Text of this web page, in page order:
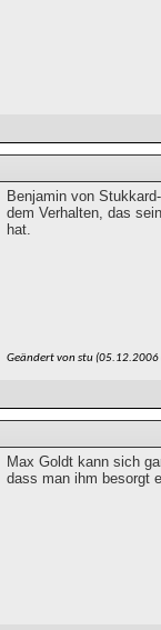
Benjamin von
dem Verhalten, das
hat.
Geändert von stu (05.12.2006
Max Goldt kann sich
dass man ihm besorgt